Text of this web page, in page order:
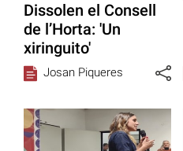
Dissolen el Consell
de l’Horta: 'Un
xiringuito'
Josan Piqueres